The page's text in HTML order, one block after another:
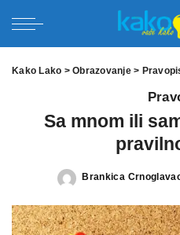
Kako Lako >Obrazovanje>
Sa mnom ili
Posted
Brankica